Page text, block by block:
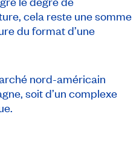
cela reste une somme
du format d’une
nord-américain
soit d’un complexe